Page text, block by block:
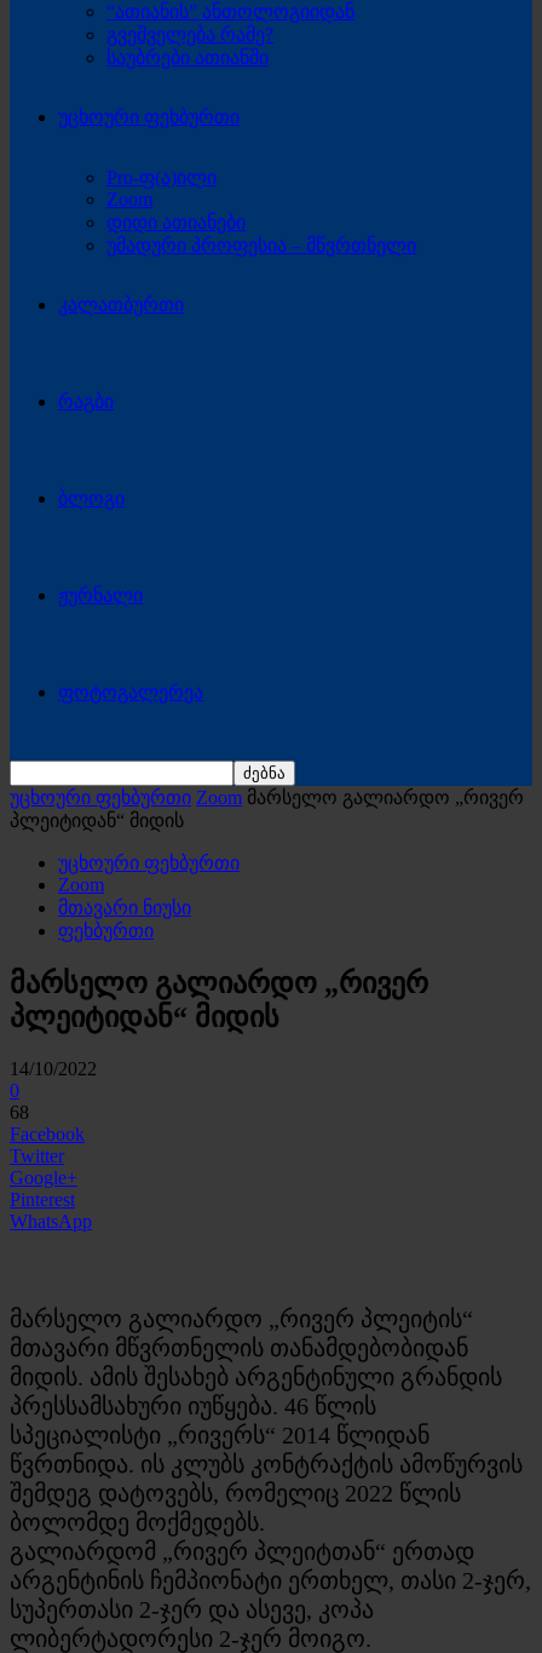
“ათიანის” ანთოლოგიიდან
გვეშველება რამე?
საუბრები ათიანში
უცხოური ფეხბურთი
Pro-ფ(ა)ილი
Zoom
დიდი ათიანები
უმადური პროფესია – მწვრთნელი
კალათბურთი
რაგბი
ბლოგი
ჟურნალი
ფოტოგალერეა
უცხოური ფეხბურთი Zoom მარსელო გალიარდო „რივერ
პლეიტიდან“ მიდის
უცხოური ფეხბურთი
Zoom
მთავარი ნიუსი
ფეხბურთი
მარსელო გალიარდო „რივერ
პლეიტიდან“ მიდის
14/10/2022
0
68
Facebook
Twitter
Google+
Pinterest
WhatsApp
მარსელო გალიარდო „რივერ პლეიტის“
მთავარი მწვრთნელის თანამდებობიდან
მიდის. ამის შესახებ არგენტინული გრანდის
პრესსამსახური იუწყება. 46 წლის
სპეციალისტი „რივერს“ 2014 წლიდან
წვრთნიდა. ის კლუბს კონტრაქტის ამოწურვის
შემდეგ დატოვებს, რომელიც 2022 წლის
ბოლომდე მოქმედებს.
გალიარდომ „რივერ პლეიტთან“ ერთად
არგენტინის ჩემპიონატი ერთხელ, თასი 2-ჯერ,
სუპერთასი 2-ჯერ და ასევე, კოპა
ლიბერტადორესი 2-ჯერ მოიგო.